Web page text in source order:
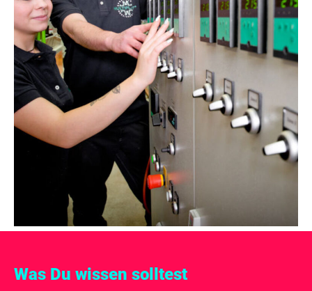
Was Du wissen solltest